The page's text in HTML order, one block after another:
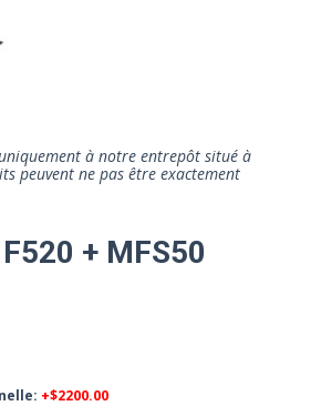
à notre entrepôt situé à
peuvent ne pas être exactement
+ MFS50
+$2200.00